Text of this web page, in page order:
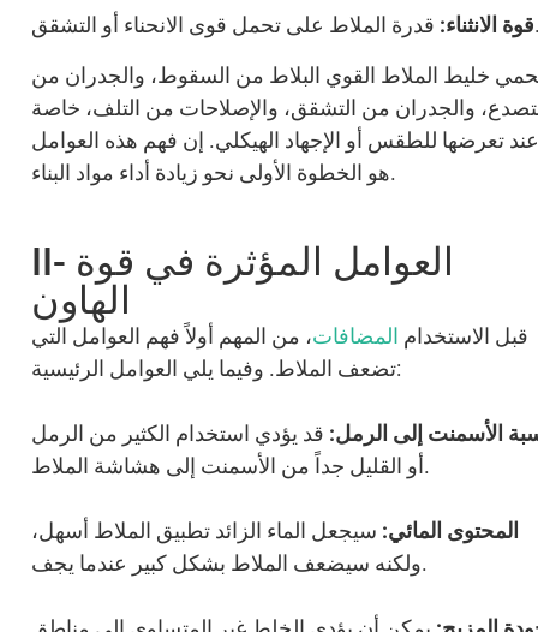
قوة الانثناء:أو التشقق.
خليط الملاط القوي البلاط من السقوط، والجدران من
والجدران من التشقق، والإصلاحات من التلف، خاصة
عند تعرضها للطقس أو الإجهاد الهيكلي. إن فهم هذه العوامل
هو الخطوة الأولى نحو زيادة أداء مواد البناء.
II- العوامل المؤثرة في قوة
الهاون
قبل الاستخدام المضافات، من المهم أولاً فهم العوامل التي
تضعف الملاط. وفيما يلي العوامل الرئيسية:
الأسمنت إلى الرمل: قد يؤدي استخدام الكثير من الرمل
أو القليل جداً من الأسمنت إلى هشاشة الملاط.
المحتوى المائي: سيجعل الماء الزائد تطبيق الملاط أسهل،
ولكنه سيضعف الملاط بشكل كبير عندما يجف.